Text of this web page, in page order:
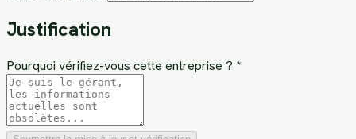
Justification
Pourquoi vérifiez-vous cette entreprise ? *